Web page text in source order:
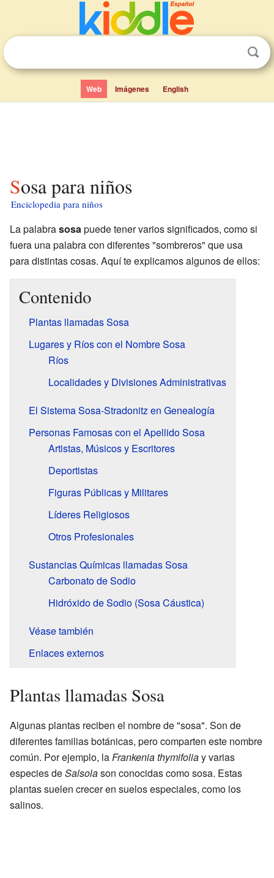
Web Imágenes English
Sosa para niños
Enciclopedia para niños
La palabrasosapuede tener varios significados, como si
fuera una palabra con diferentes "sombreros" que usa
para distintas cosas. Aquí te explicamos algunos de ellos:
Contenido
Plantas llamadas Sosa
Lugares y Ríos con el Nombre Sosa
Ríos
Localidades y Divisiones Administrativas
El Sistema Sosa-Stradonitz en Genealogía
Personas Famosas con el Apellido Sosa
Artistas, Músicos y Escritores
Deportistas
Figuras Públicas y Militares
Líderes Religiosos
Otros Profesionales
Sustancias Químicas llamadas Sosa
Carbonato de Sodio
Hidróxido de Sodio (Sosa Cáustica)
Véase también
Enlaces externos
Plantas llamadas Sosa
Algunas plantas reciben el nombre de "sosa". Son de
diferentes familias botánicas, pero comparten este nombre
común. Por ejemplo, laFrankenia thymifoliay varias
especies deSalsolason conocidas como sosa. Estas
plantas suelen crecer en suelos especiales, como los
salinos.